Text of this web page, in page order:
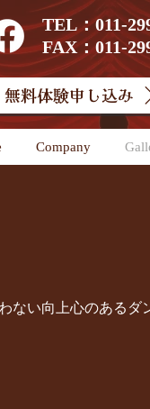
TEL：011-
FAX：011-
無料体験申し込み
Company
ない向上心のあるダ